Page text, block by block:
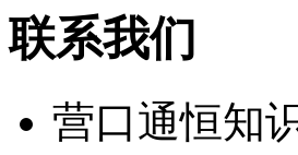
联系我们
营口通恒知